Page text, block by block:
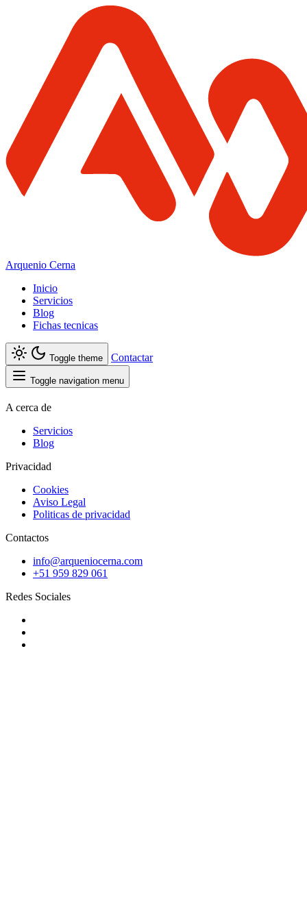
Arquenio Cerna
Inicio
Servicios
Blog
Fichas tecnicas
Toggle theme Contactar
Toggle navigation menu
A cerca de
Servicios
Blog
Privacidad
Cookies
Aviso Legal
Politicas de privacidad
Contactos
info@arqueniocerna.com
+51 959 829 061
Redes Sociales